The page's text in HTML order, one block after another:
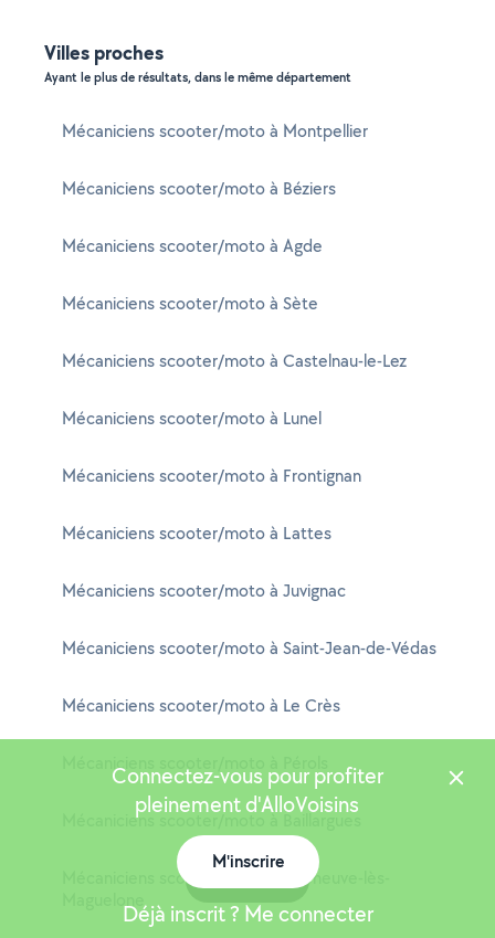
Villes proches
Ayant le plus de résultats, dans le même département
Mécaniciens scooter/moto à Montpellier
Mécaniciens scooter/moto à Béziers
Mécaniciens scooter/moto à Agde
Mécaniciens scooter/moto à Sète
Mécaniciens scooter/moto à Castelnau-le-Lez
Mécaniciens scooter/moto à Lunel
Mécaniciens scooter/moto à Frontignan
Mécaniciens scooter/moto à Lattes
Mécaniciens scooter/moto à Juvignac
Mécaniciens scooter/moto à Saint-Jean-de-Védas
Mécaniciens scooter/moto à Le Crès
Mécaniciens scooter/moto à Pérols
Mécaniciens scooter/moto à Baillargues
Mécaniciens scooter/moto à Villeneuve-lès-
Connectez-vous pour profiter
pleinement d'AlloVoisins
M'inscrire
Déjà inscrit ? Me connecter